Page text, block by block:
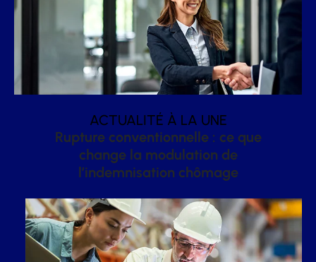
ACTUALITÉ À LA UNE
Rupture conventionnelle : ce que
change la modulation de
l’indemnisation chômage